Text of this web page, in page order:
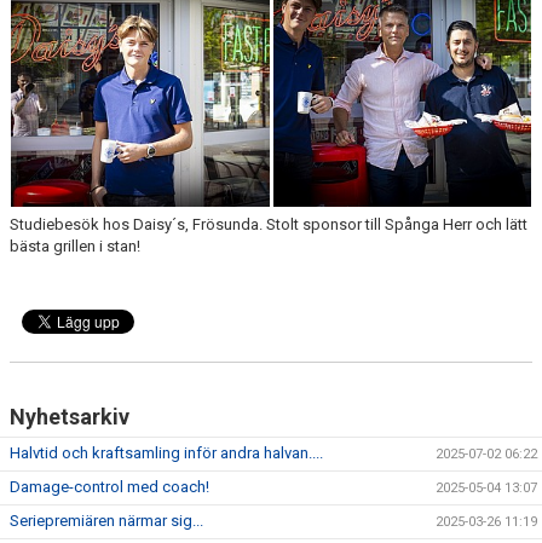
ARKIV 2024-23
ARKIV 2022-20
ARKIV 2019-17
DOKUMENT
KONTAKT
Studiebesök hos Daisy´s, Frösunda. Stolt sponsor till Spånga Herr och lätt
bästa grillen i stan!
Nyhetsarkiv
Halvtid och kraftsamling inför andra halvan.... 2025-07-02 06:22
Damage-control med coach! 2025-05-04 13:07
Seriepremiären närmar sig... 2025-03-26 11:19